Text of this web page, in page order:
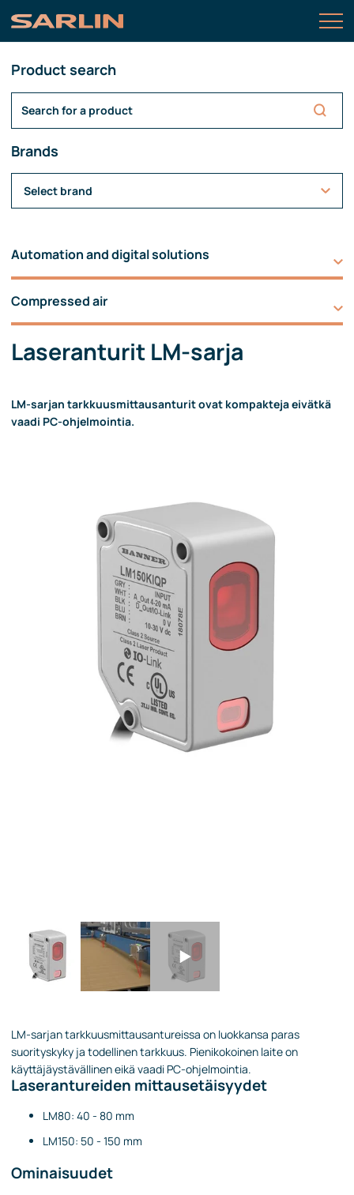
Product search
Brands
Select brand
Automation and digital solutions
Compressed air
Laseranturit LM-sarja
LM-sarjan tarkkuusmittausanturit ovat kompakteja eivätkä
vaadi PC-ohjelmointia.
LM-sarjan tarkkuusmittausantureissa on luokkansa paras
suorityskyky ja todellinen tarkkuus. Pienikokoinen laite on
käyttäjäystävällinen eikä vaadi PC-ohjelmointia.
Laserantureiden mittausetäisyydet
LM80: 40 - 80 mm
LM150: 50 - 150 mm
Ominaisuudet